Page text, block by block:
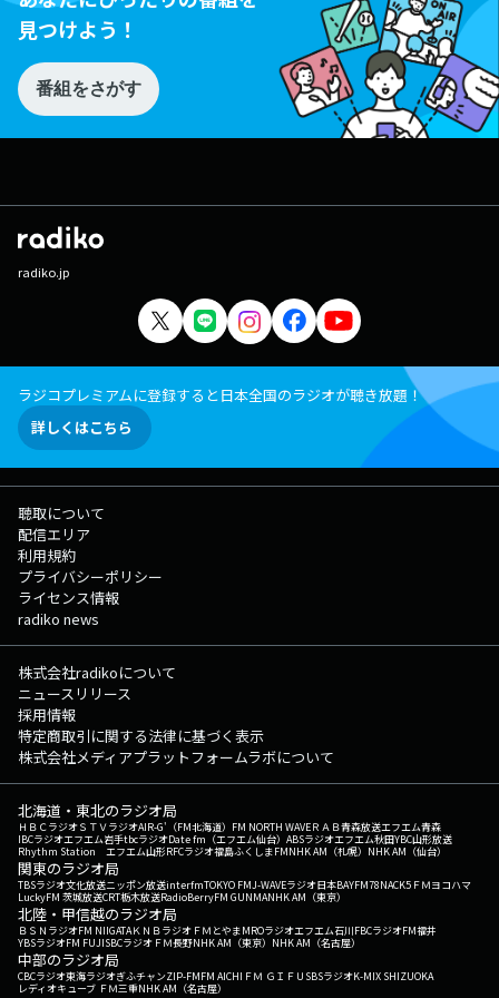
見つけよう！
番組をさがす
radiko.jp
ラジコプレミアムに登録すると日本全国のラジオが聴き放題！
詳しくはこちら
聴取について
配信エリア
利用規約
プライバシーポリシー
ライセンス情報
radiko news
株式会社radikoについて
ニュースリリース
採用情報
特定商取引に関する法律に基づく表示
株式会社メディアプラットフォームラボについて
北海道・東北のラジオ局
ＨＢＣラジオＳＴＶラジオAIR-G'（FM北海道） FM NORTH WAVEＲＡＢ青森放送エフエム青森
IBCラジオエフエム岩手tbcラジオDate fm（エフエム仙台） ABSラジオエフエム秋田YBC山形放送
Rhythm Station エフエム山形RFCラジオ福島ふくしまFMNHK AM（札幌） NHK AM（仙台）
関東のラジオ局
TBSラジオ文化放送ニッポン放送interfmTOKYO FMJ-WAVEラジオ日本BAYFM78NACK5 ＦＭヨコハマ
LuckyFM 茨城放送CRT栃木放送RadioBerryFM GUNMANHK AM（東京）
北陸・甲信越のラジオ局
ＢＳＮラジオFM NIIGATAＫＮＢラジオ ＦＭとやまMROラジオエフエム石川FBCラジオFM福井
YBSラジオFM FUJISBCラジオ ＦＭ長野NHK AM（東京） NHK AM（名古屋）
中部のラジオ局
CBCラジオ東海ラジオぎふチャンZIP-FMFM AICHI ＦＭ ＧＩＦＵ SBSラジオK-MIX SHIZUOKA
レディオキューブ ＦＭ三重NHK AM（名古屋）